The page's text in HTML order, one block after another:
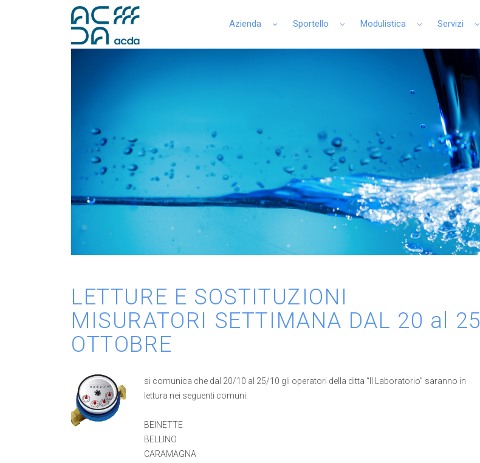
Azienda Sportello Modulistica Servizi
LETTURE E SOSTITUZIONI
MISURATORI SETTIMANA DAL 20 al 25
OTTOBRE
si comunica che dal 20/10 al 25/10 gli operatori della ditta “Il Laboratorio” saranno in
lettura nei seguenti comuni:
BEINETTE
BELLINO
CARAMAGNA